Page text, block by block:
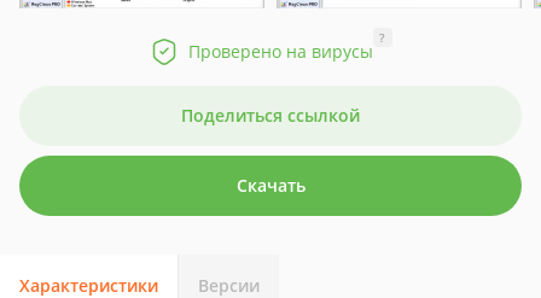
Проверено на вирусы
?
Поделиться ссылкой
Скачать
Характеристики Версии